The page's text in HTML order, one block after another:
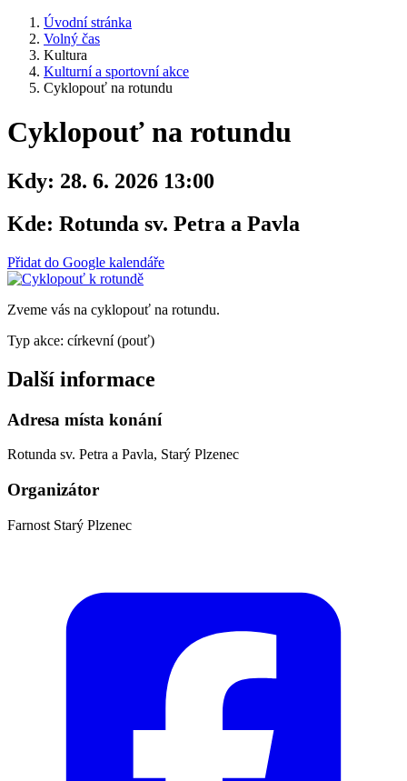
Úvodní stránka
Volný čas
Kultura
Kulturní a sportovní akce
Cyklopouť na rotundu
Cyklopouť na rotundu
Kdy: 28. 6. 2026 13:00
Kde: Rotunda sv. Petra a Pavla
Přidat do Google kalendáře
Zveme vás na cyklopouť na rotundu.
Typ akce: církevní (pouť)
Další informace
Adresa místa konání
Rotunda sv. Petra a Pavla, Starý Plzenec
Organizátor
Farnost Starý Plzenec